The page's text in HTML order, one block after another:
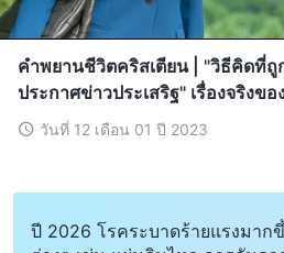
คำพยานชีวิตคริสเตียน | "วิธีคิดที่ถู
ประกาศข่าวประเสริฐ" เรื่องจริงขอ
วันที่ 12 เดือน 01 ปี 2023
ปี 2026 โรคระบาดร้ายแรงมาก